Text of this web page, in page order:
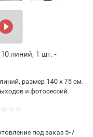
линий, 1 шт. -
размер 140 x 75 см.
и фотосессий.
под заказ 5-7